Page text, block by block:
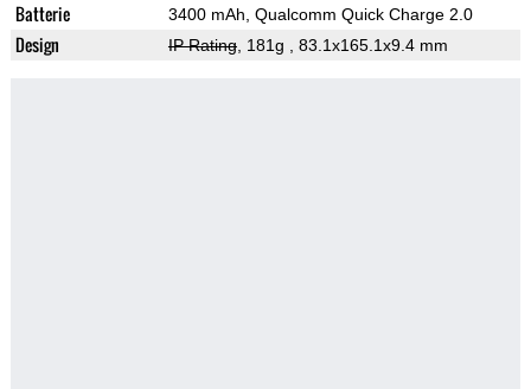
Batterie 3400 mAh, Qualcomm Quick Charge 2.0
Design IP Rating, 181g , 83.1x165.1x9.4 mm